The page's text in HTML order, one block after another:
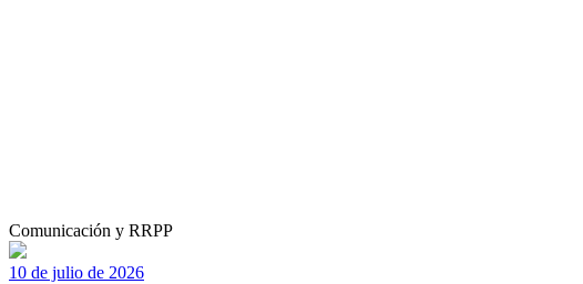
Comunicación y RRPP
10 de julio de 2026